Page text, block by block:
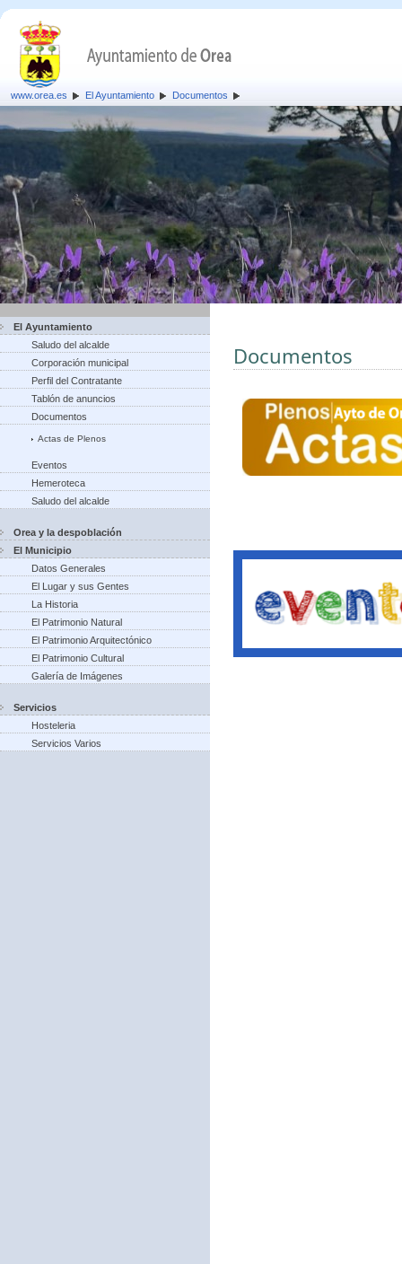
www.orea.es El Ayuntamiento Documentos
El Ayuntamiento
Saludo del alcalde
Corporación municipal
Perfil del Contratante
Tablón de anuncios
Documentos
Actas de Plenos
Eventos
Hemeroteca
Saludo del alcalde
Orea y la despoblación
El Municipio
Datos Generales
El Lugar y sus Gentes
La Historia
El Patrimonio Natural
El Patrimonio Arquitectónico
El Patrimonio Cultural
Galería de Imágenes
Servicios
Hosteleria
Servicios Varios
Documentos